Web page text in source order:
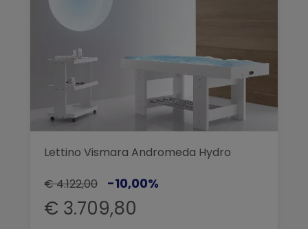
Lettino Vismara Andromeda Hydro
€ 4.122,00
-10,00%
€ 3.709,80